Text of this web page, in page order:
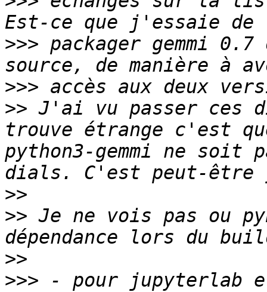
>>> packager gemmi 0.7
>>>
>> J'ai vu passer ces
trouve étrange c'est
python3-gemmi ne soit
>>
>> Je ne vois pas ou
>>
>>> - pour jupyterlab